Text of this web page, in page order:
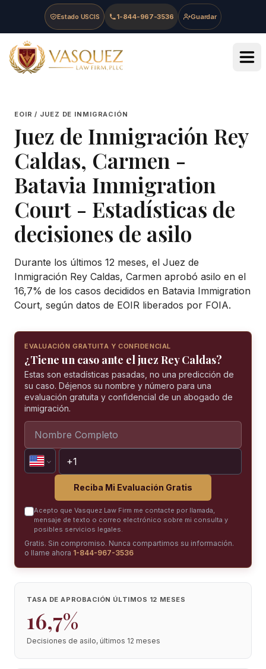
Skip to main content
Skip to navigation
Skip to footer
Estado USCIS 1-844-967-3536 Guardar
Vasquez Law Firm - Home
EOIR / JUEZ DE INMIGRACIÓN
Juez de Inmigración Rey
Caldas, Carmen -
Batavia Immigration
Court - Estadísticas de
decisiones de asilo
Durante los últimos 12 meses, el Juez de
Inmigración Rey Caldas, Carmen aprobó asilo en el
16,7% de los casos decididos en Batavia Immigration
Court, según datos de EOIR liberados por FOIA.
EVALUACIÓN GRATUITA Y CONFIDENCIAL
¿Tiene un caso ante el juez Rey Caldas?
Estas son estadísticas pasadas, no una predicción de
su caso. Déjenos su nombre y número para una
evaluación gratuita y confidencial de un abogado de
inmigración.
Reciba Mi Evaluación Gratis
Acepto que Vasquez Law Firm me contacte por llamada,
mensaje de texto o correo electrónico sobre mi consulta y
posibles servicios legales.
Gratis. Sin compromiso. Nunca compartimos su información.
o llame ahora 1-844-967-3536
TASA DE APROBACIÓN ÚLTIMOS 12 MESES
16,7%
Decisiones de asilo, últimos 12 meses